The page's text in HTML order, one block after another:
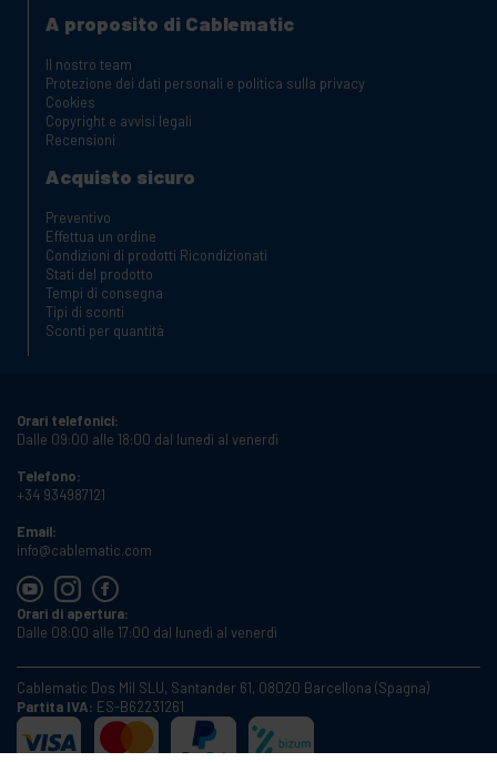
A proposito di Cablematic
Il nostro team
Protezione dei dati personali e politica sulla privacy
Cookies
Copyright e avvisi legali
Recensioni
Acquisto sicuro
Preventivo
Effettua un ordine
Condizioni di prodotti Ricondizionati
Stati del prodotto
Tempi di consegna
Tipi di sconti
Sconti per quantità
Orari telefonici:
Dalle 09:00 alle 18:00 dal lunedì al venerdì
Telefono:
+34 934987121
Email:
info@cablematic.com
Orari di apertura:
Dalle 08:00 alle 17:00 dal lunedì al venerdì
Cablematic Dos Mil SLU, Santander 61, 08020 Barcellona (Spagna)
Partita IVA: ES-B62231261